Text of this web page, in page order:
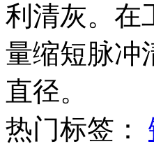
利清灰。在
量缩短脉冲
直径。
热门标签：